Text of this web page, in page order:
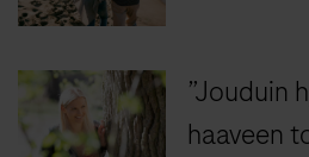
”Jouduin
haaveen